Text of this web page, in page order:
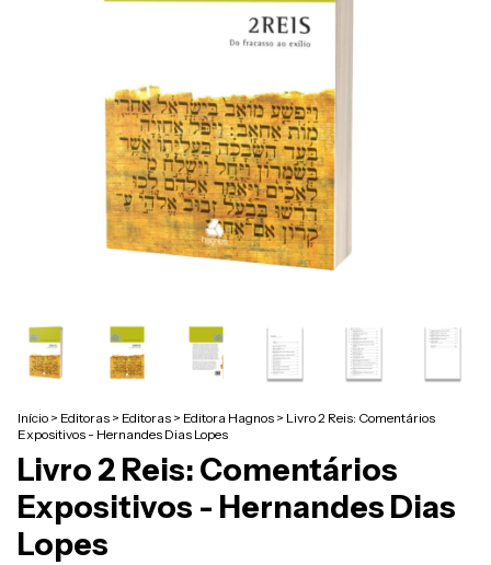
Início > Editoras > Editoras > Editora Hagnos > Livro 2 Reis: Comentários
Expositivos - Hernandes Dias Lopes
Livro 2 Reis: Comentários
Expositivos - Hernandes Dias
Lopes